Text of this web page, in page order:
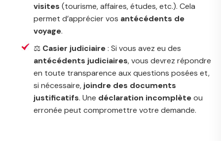
visites (tourisme, affaires, études, etc.). Cela
permet d’apprécier vos antécédents de
voyage.
⚖️ Casier judiciaire: Si vous avez eu des
antécédents judiciaires, vous devrez répondre
en toute transparence aux questions posées et,
si nécessaire, joindre des documents
justificatifs. Une déclaration incomplèteou
erronée peut compromettre votre demande.